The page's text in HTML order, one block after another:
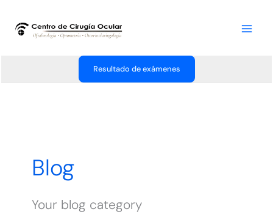
contenido
Resultado de exámenes
Blog
Your blog category